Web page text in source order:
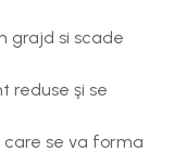
grajd si scade
reduse şi se
care se va forma